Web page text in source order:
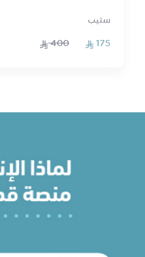
ستيب
175
400